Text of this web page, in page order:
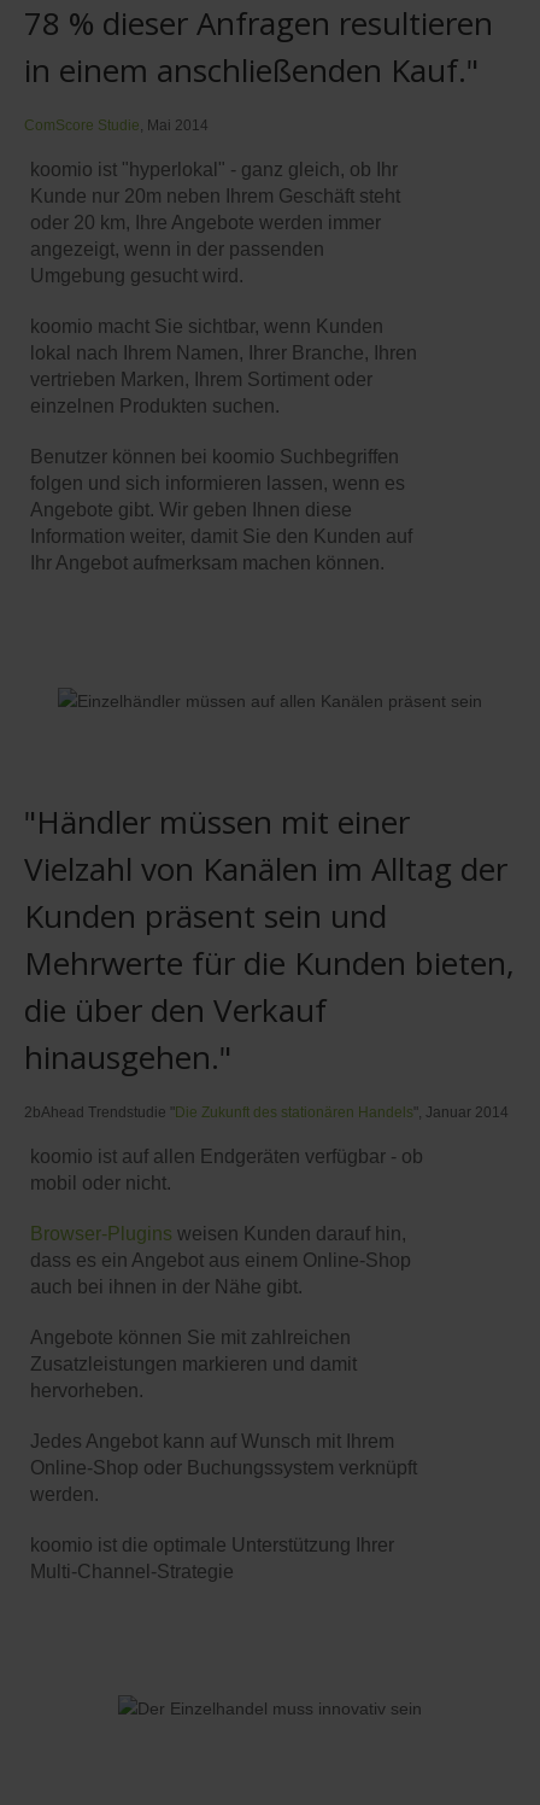
78 % dieser Anfragen resultieren
in einem anschließenden Kauf."
ComScore Studie, Mai 2014
koomio ist "hyperlokal" - ganz gleich, ob Ihr
Kunde nur 20m neben Ihrem Geschäft steht
oder 20 km, Ihre Angebote werden immer
angezeigt, wenn in der passenden
Umgebung gesucht wird.
koomio macht Sie sichtbar, wenn Kunden
lokal nach Ihrem Namen, Ihrer Branche, Ihren
vertrieben Marken, Ihrem Sortiment oder
einzelnen Produkten suchen.
Benutzer können bei koomio Suchbegriffen
folgen und sich informieren lassen, wenn es
Angebote gibt. Wir geben Ihnen diese
Information weiter, damit Sie den Kunden auf
Ihr Angebot aufmerksam machen können.
"Händler müssen mit einer
Vielzahl von Kanälen im Alltag der
Kunden präsent sein und
Mehrwerte für die Kunden bieten,
die über den Verkauf
hinausgehen."
2bAhead Trendstudie "Die Zukunft des stationären Handels ", Januar 2014
koomio ist auf allen Endgeräten verfügbar - ob
mobil oder nicht.
Browser-Plugins weisen Kunden darauf hin,
dass es ein Angebot aus einem Online-Shop
auch bei ihnen in der Nähe gibt.
Angebote können Sie mit zahlreichen
Zusatzleistungen markieren und damit
hervorheben.
Jedes Angebot kann auf Wunsch mit Ihrem
Online-Shop oder Buchungssystem verknüpft
werden.
koomio ist die optimale Unterstützung Ihrer
Multi-Channel-Strategie